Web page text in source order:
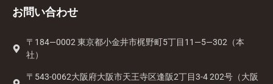
お問い合わせ
〒184—0002 東京都小金井市梶野町5丁目11—5—302（本
社）
〒543-0062大阪府大阪市天王寺区逢阪2丁目3-4 202号（大阪